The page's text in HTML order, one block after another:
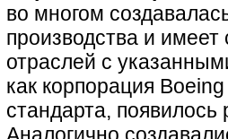
во многом
производства и
отраслей с
как корпорация
стандарта,